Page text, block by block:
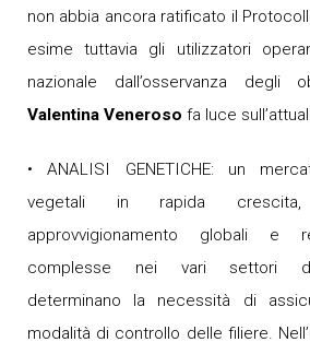
non abbia ancora ratificato il
esime tuttavia gli utilizzatori
nazionale dall’osservanza degli
Valentina Veneroso fa luce
• ANALISI GENETICHE: un
vegetali in rapida
approvvigionamento globali e
complesse nei vari settori di
determinano la necessità di
modalità di controllo delle filiere.